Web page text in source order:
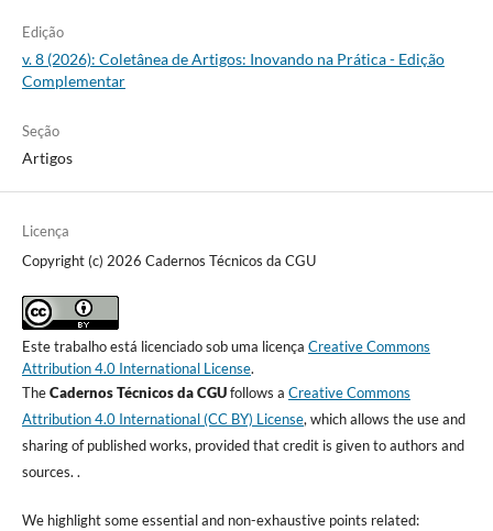
Edição
v. 8 (2026): Coletânea de Artigos: Inovando na Prática - Edição
Complementar
Seção
Artigos
Licença
Copyright (c) 2026 Cadernos Técnicos da CGU
Este trabalho está licenciado sob uma licença Creative Commons
Attribution 4.0 International License.
TheCadernos Técnicos da CGUfollows a Creative Commons
Attribution 4.0 International (CC BY) License, which allows the use and
sharing of published works, provided that credit is given to authors and
sources. .
We highlight some essential and non-exhaustive points related: